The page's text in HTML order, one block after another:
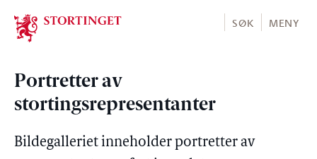
Stortinget.no
SØK MENY
Portretter av
stortingsrepresentanter
Bildegalleriet inneholder portretter av